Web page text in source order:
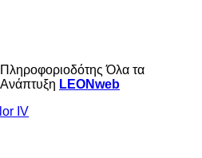
Όλα τα
Ανάπτυξη LEONweb
IV